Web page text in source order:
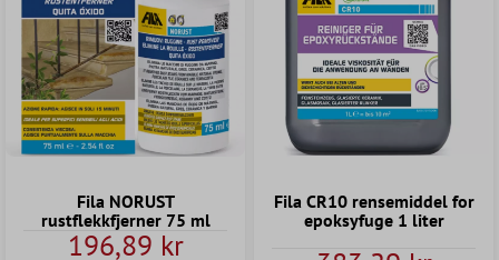
Fila NORUST
rustflekkfjerner 75 ml
196,89 kr
Fila CR10 rensemiddel for
epoksyfuge 1 liter